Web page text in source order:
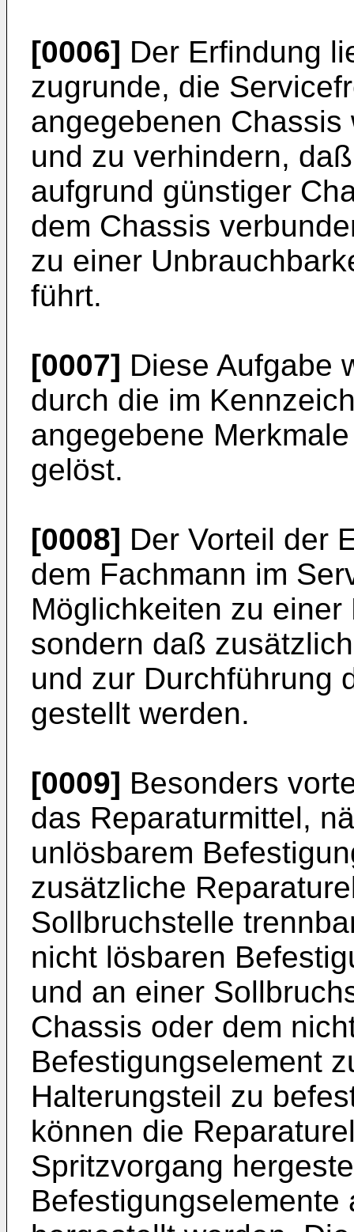
[0006] Der Erfindung
zugrunde, die
angegebenen
und zu verhindern,
aufgrund günstiger
dem Chassis
zu einer
führt.
[0007] Diese Aufgabe
durch die im
angegebene
gelöst.
[0008] Der Vorteil der
dem Fachmann im
Möglichkeiten zu
sondern daß
und zur Durchführung
gestellt werden.
[0009] Besonders
das Reparaturmittel,
unlösbarem
zusätzliche
Sollbruchstelle
nicht lösbaren
und an einer
Chassis oder dem
Befestigungselement
Halterungsteil zu
können die
Spritzvorgang